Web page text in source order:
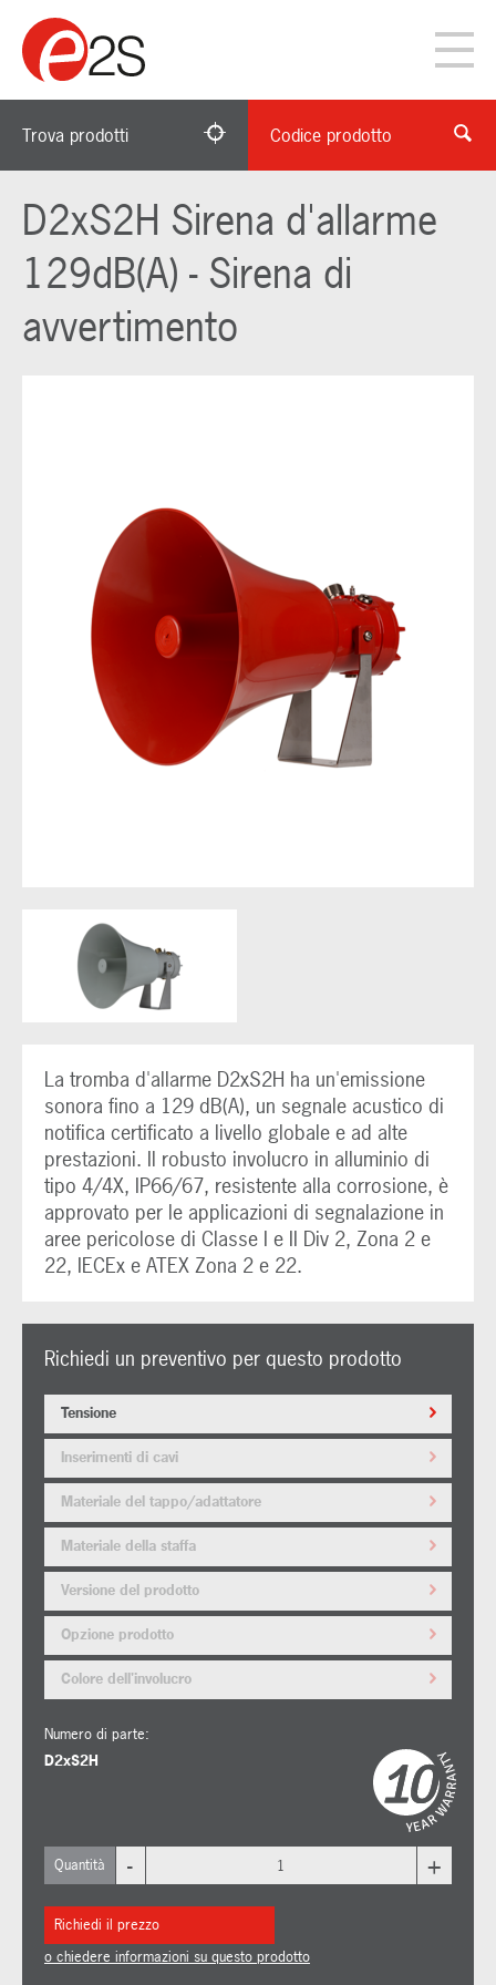
Trova prodotti Codice prodotto
D2xS2H Sirena d'allarme
129dB(A) - Sirena di
avvertimento
La tromba d'allarme D2xS2H ha un'emissione
sonora fino a 129 dB(A), un segnale acustico di
notifica certificato a livello globale e ad alte
prestazioni. Il robusto involucro in alluminio di
tipo 4/4X, IP66/67, resistente alla corrosione, è
approvato per le applicazioni di segnalazione in
aree pericolose di Classe I e II Div 2, Zona 2 e
22, IECEx e ATEX Zona 2 e 22.
Richiedi un preventivo per questo prodotto
Tensione
Inserimenti di cavi
Materiale del tappo/adattatore
Materiale della staffa
Versione del prodotto
Opzione prodotto
Colore dell'involucro
Numero di parte:
D2xS2H
Quantità - +
Richiedi il prezzo
o chiedere informazioni su questo prodotto